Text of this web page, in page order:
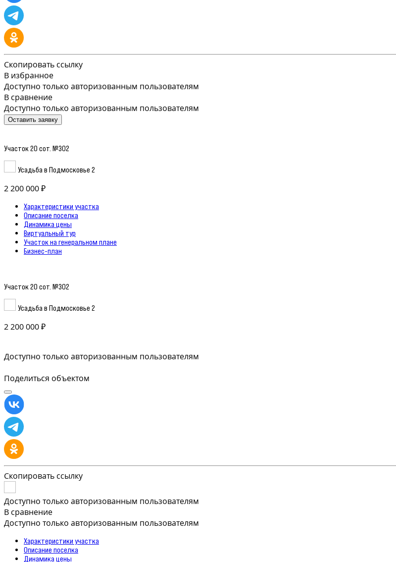
Скопировать ссылку
В избранное
Доступно только авторизованным пользователям
В сравнение
Доступно только авторизованным пользователям
Оставить заявку
Участок 20 сот. №302
Усадьба в Подмосковье 2
2 200 000 ₽
Характеристики участка
Описание поселка
Динамика цены
Виртуальный тур
Участок на генеральном плане
Бизнес-план
Участок 20 сот. №302
Усадьба в Подмосковье 2
2 200 000 ₽
Доступно только авторизованным пользователям
Поделиться объектом
Скопировать ссылку
Доступно только авторизованным пользователям
В сравнение
Доступно только авторизованным пользователям
Характеристики участка
Описание поселка
Динамика цены